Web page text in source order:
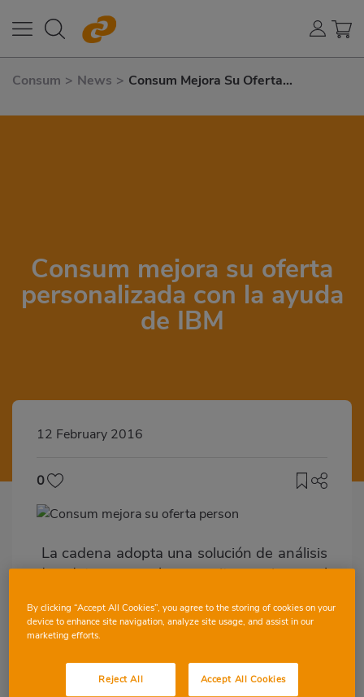
Consum > News > Consum Mejora Su Oferta
Consum mejora su oferta
personalizada con la ayuda
de IBM
12 February 2016
0
La cadena adopta una solución de análisis
de datos que le permite mejorar el
sus gustos y necesidades y mejorar la
gestión de su logística La oferta
clientes es pionera en Europa
By clicking “Accept All Cookies”, you agree to the storing of cookies on your
device to enhance site navigation, analyze site usage, and assist in our
marketing efforts.
Reject All Accept All Cookies